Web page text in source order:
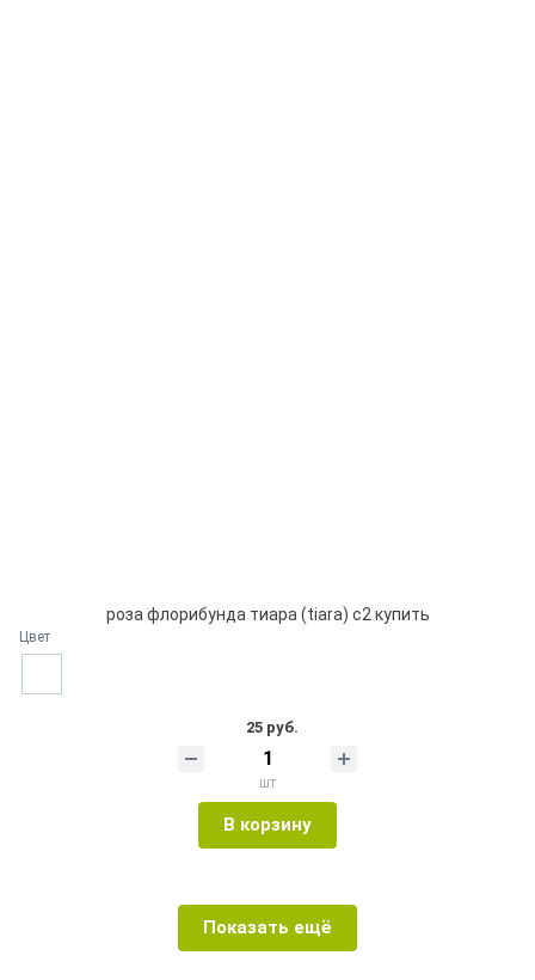
роза флорибунда тиара (tiara) с2 купить
Цвет
25 руб.
шт
В корзину
Показать ещё